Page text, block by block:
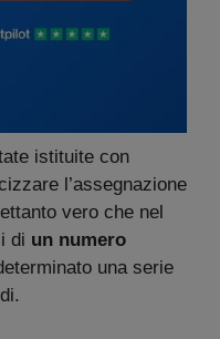
istituite con
l’assegnazione
vero che nel
di un numero
una serie